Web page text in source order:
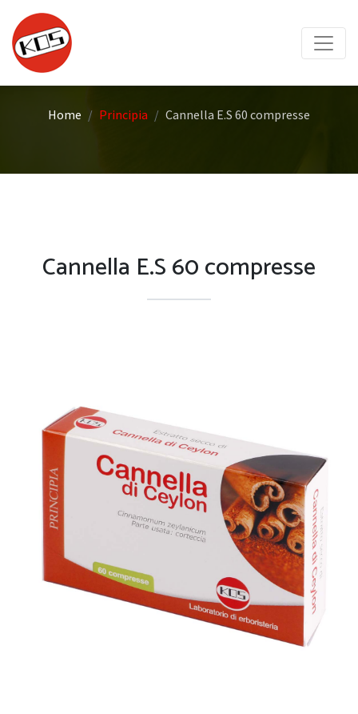
Home Principia Cannella E.S 60 compresse
Cannella E.S 60 compresse